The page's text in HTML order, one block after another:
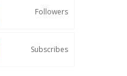
Followers
Subscribes